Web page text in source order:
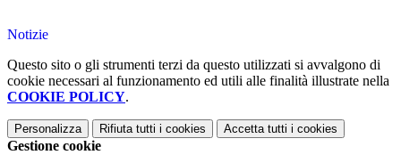
Notizie
Questo sito o gli strumenti terzi da questo utilizzati si avvalgono di
cookie necessari al funzionamento ed utili alle finalità illustrate nella
COOKIE POLICY.
Personalizza Rifiuta tutti i cookies Accetta tutti i cookies
Gestione cookie